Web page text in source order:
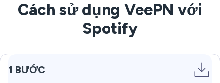
Cách sử dụng VeePN với
Spotify
1 BƯỚC